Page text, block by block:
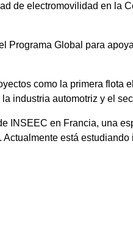
de electromovilidad en la
Programa Global para
como la primera flota
industria automotriz y el
INSEEC en Francia, una
está estudiando